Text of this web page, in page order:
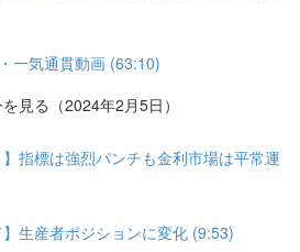
一気通貫動画 (63:10)
見る（2024年2月5日）
指標は強烈パンチも金利市場は平常運
生産者ポジションに変化 (9:53)